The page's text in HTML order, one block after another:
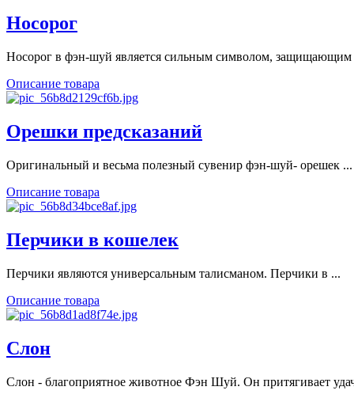
Носорог
Носорог в фэн-шуй является сильным символом, защищающим
Описание товара
Орешки предсказаний
Оригинальный и весьма полезный сувенир фэн-шуй- орешек ...
Описание товара
Перчики в кошелек
Перчики являются универсальным талисманом. Перчики в ...
Описание товара
Слон
Слон - благоприятное животное Фэн Шуй. Он притягивает